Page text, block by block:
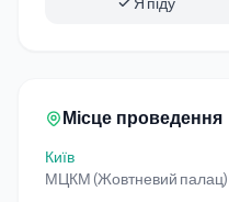
Місце проведення
Київ
МЦКМ (Жовтневий палац),